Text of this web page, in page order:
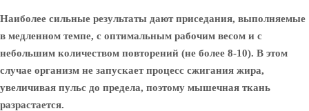
Наиболее сильные результаты дают приседания, выполняемые
в медленном темпе, с оптимальным рабочим весом и с
небольшим количеством повторений (не более 8-10). В этом
случае организм не запускает процесс сжигания жира,
увеличивая пульс до предела, поэтому мышечная ткань
разрастается.